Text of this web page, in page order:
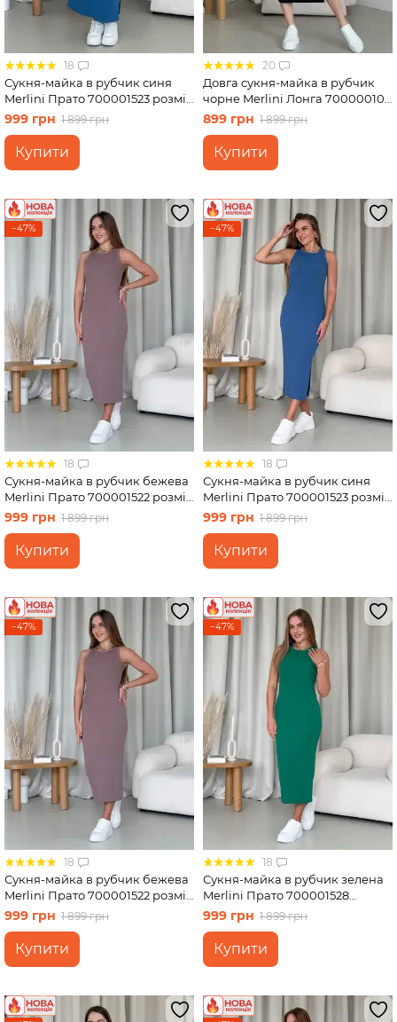
18
Сукня-майка в рубчик синя
Merlini Прато 700001523 розмір
2XL-3XL
999 грн 1 899 грн
Купити
20
Довга сукня-майка в рубчик
чорне Merlini Лонга 700000101
розмір 46-48 (L-XL)
899 грн 1 899 грн
Купити
−47%
18
Сукня-майка в рубчик бежева
Merlini Прато 700001522 розмір
L-XL
999 грн 1 899 грн
Купити
−47%
18
Сукня-майка в рубчик синя
Merlini Прато 700001523 розмір
L-XL
999 грн 1 899 грн
Купити
−47%
18
Сукня-майка в рубчик бежева
Merlini Прато 700001522 розмір
S-M
999 грн 1 899 грн
Купити
−47%
18
Сукня-майка в рубчик зелена
Merlini Прато 700001528
розмір L-XL
999 грн 1 899 грн
Купити